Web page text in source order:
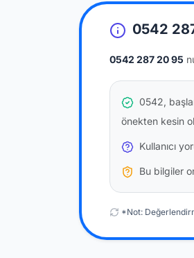
0542
0542 287 20 95
0542,
önekten kesin
Kullanıcı
Bu bilgiler
*Not: